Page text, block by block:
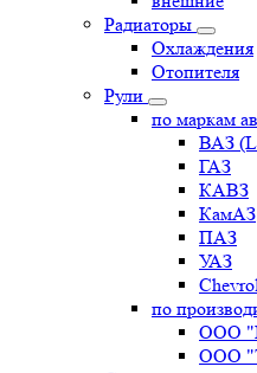
Радиаторы
Охлаждения
Отопителя
Рули
по маркам
ВАЗ
ГАЗ
КАВЗ
КамАЗ
ПАЗ
УАЗ
по
ООО
ООО